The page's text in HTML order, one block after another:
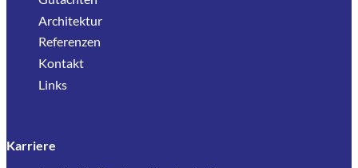
Architektur
Referenzen
Kontakt
Links
Karriere